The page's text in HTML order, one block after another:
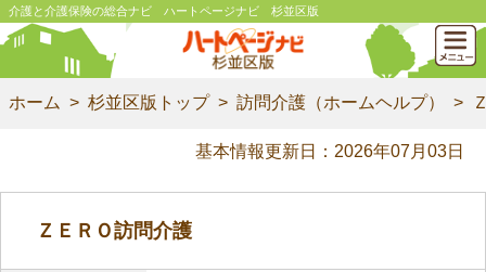
介護と介護保険の総合ナビ ハートページナビ 杉並区版
ホーム 杉並区版トップ 訪問介護（ホームヘルプ）
基本情報更新日：2026年07月03日
ＺＥＲＯ訪問介護